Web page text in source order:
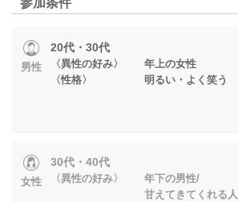
参加条件
男性
20代・30代
〈異性の好み〉 年上の女性
〈性格〉 明るい・よく笑う
女性
30代・40代
〈異性の好み〉 年下の男性/
甘えてきてくれる人